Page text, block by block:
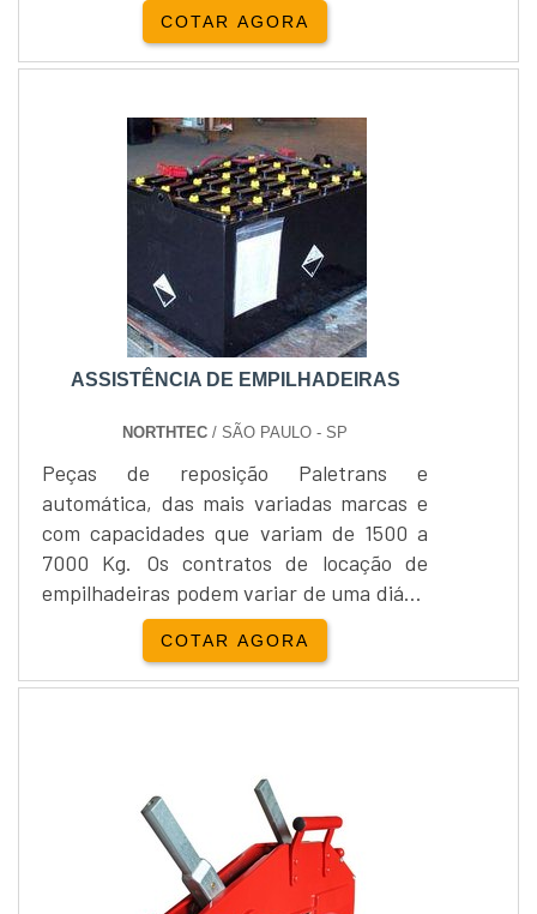
melhor para os clientes.Locação e venda
Yale Empilhadeira:Além da locação de
venda de empilhadeira...
COTAR AGORA
ASSISTÊNCIA DE EMPILHADEIRAS
NORTHTEC / SÃO PAULO - SP
Peças de reposição Paletrans e
automática, das mais variadas marcas e
com capacidades que variam de 1500 a
7000 Kg. Os contratos de locação de
empilhadeiras podem variar de uma diária
à necessidade do cliente, sempre com
intuito de proporcionar o melhor para os
clientes.Locação e venda Yale
venda de empilhadeira...
COTAR AGORA